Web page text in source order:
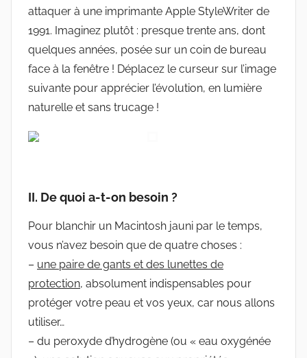
attaquer à une imprimante Apple StyleWriter de
1991. Imaginez plutôt : presque trente ans, dont
quelques années, posée sur un coin de bureau
face à la fenêtre ! Déplacez le curseur sur l’image
suivante pour apprécier l’évolution, en lumière
naturelle et sans trucage !
II. De quoi a-t-on besoin ?
Pour blanchir un Macintosh jauni par le temps,
vous n’avez besoin que de quatre choses :
– une paire de gants et des lunettes de
protection, absolument indispensables pour
protéger votre peau et vos yeux, car nous allons
utiliser…
– du peroxyde d’hydrogène (ou « eau oxygénée